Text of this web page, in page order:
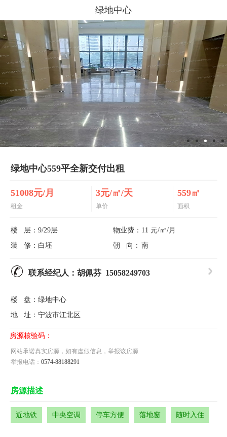
绿地中心
绿地中心559平全新交付出租
51008元/月 3元/㎡/天 559㎡
租金 单价 面积
楼 层： 9/29层 物业费： 11 元/㎡/月
装 修： 白坯 朝 向： 南
联系经纪人：胡佩芬 15058249703
楼 盘： 绿地中心
地 址： 宁波市江北区
房源核验码：
网站承诺真实房源，如有虚假信息，举报该房源
举报电话： 0574-88188291
房源描述
近地铁 中央空调 停车方便 落地窗 随时入住